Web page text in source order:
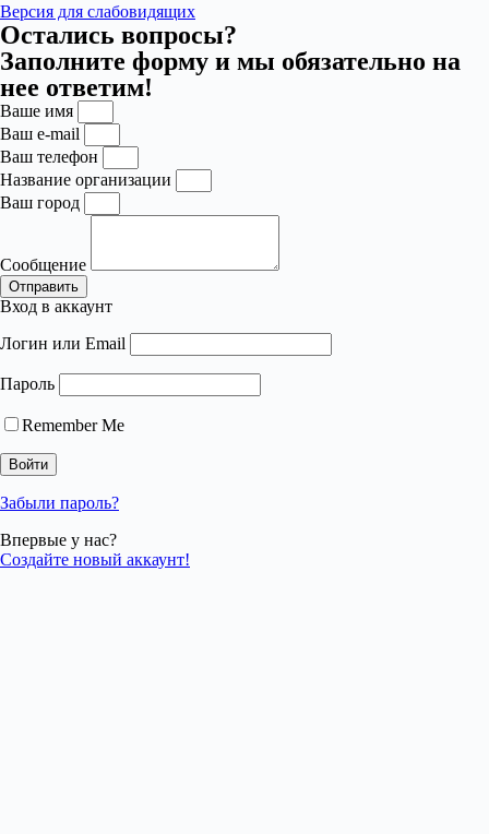
Версия для слабовидящих
Остались вопросы?
Заполните форму и мы обязательно на
нее ответим!
Ваше имя
Ваш e-mail
Ваш телефон
Название организации
Ваш город
Сообщение
Отправить
Вход в аккаунт
Логин или Email
Пароль
Remember Me
Забыли пароль?
Впервые у нас?
Создайте новый аккаунт!